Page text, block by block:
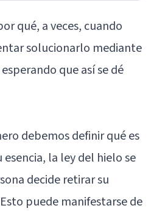
qué, a veces, cuando
solucionarlo mediante
que así se dé
debemos definir qué es
la ley del hielo se
decide retirar su
puede manifestarse de